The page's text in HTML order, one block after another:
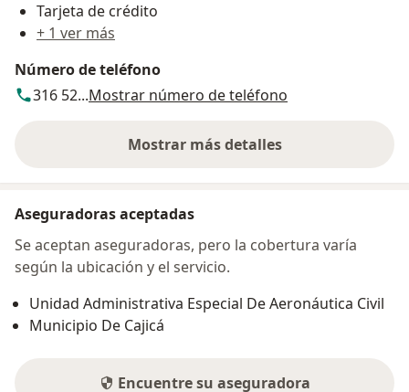
Tarjeta de crédito
+ 1 ver más
Número de teléfono
316 52...Mostrar número de teléfono
Mostrar más detalles
sobre la dirección
Aseguradoras aceptadas
Se aceptan aseguradoras, pero la cobertura varía
según la ubicación y el servicio.
Unidad Administrativa Especial De Aeronáutica Civil
Municipio De Cajicá
Encuentre su aseguradora